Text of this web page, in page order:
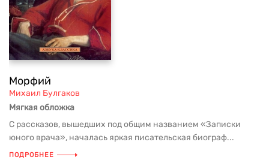
Морфий
Михаил Булгаков
Мягкая обложка
С рассказов, вышедших под общим названием «Записки
юного врача», началась яркая писательская биограф...
ПОДРОБНЕЕ